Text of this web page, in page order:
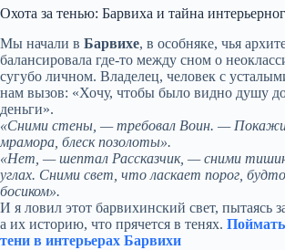
Охота за тенью: Барвиха и тайна
Мы начали в Барвихе, в особняке, чья
балансировала где-то между сном о
сугубо личном. Владелец, человек с
нам вызов: «Хочу, чтобы было видно душу
деньги».
«Сними стены, — требовал Воин. —
мрамора, блеск позолоты».
«Нет, — шептал Рассказчик, — сними
углах. Сними свет, что ласкает порог,
босиком».
И я ловил этот барвихинский свет, пытаясь
а их историю, что прячется в тенях.
тени в интерьерах Барвихи